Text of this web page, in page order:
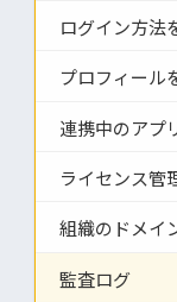
ログイン方法
プロフィール
連携中のアプ
ライセンス管
組織のドメイ
監査ログ